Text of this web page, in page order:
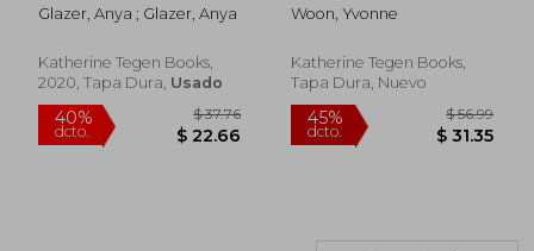
Glazer, Anya ; Glazer, Anya
Katherine Tegen Books,
2020, Tapa Dura, Usado
Woon, Yvonne
Katherine Tegen Books,
Tapa Dura, Nuevo